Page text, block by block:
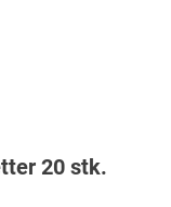
20 stk.